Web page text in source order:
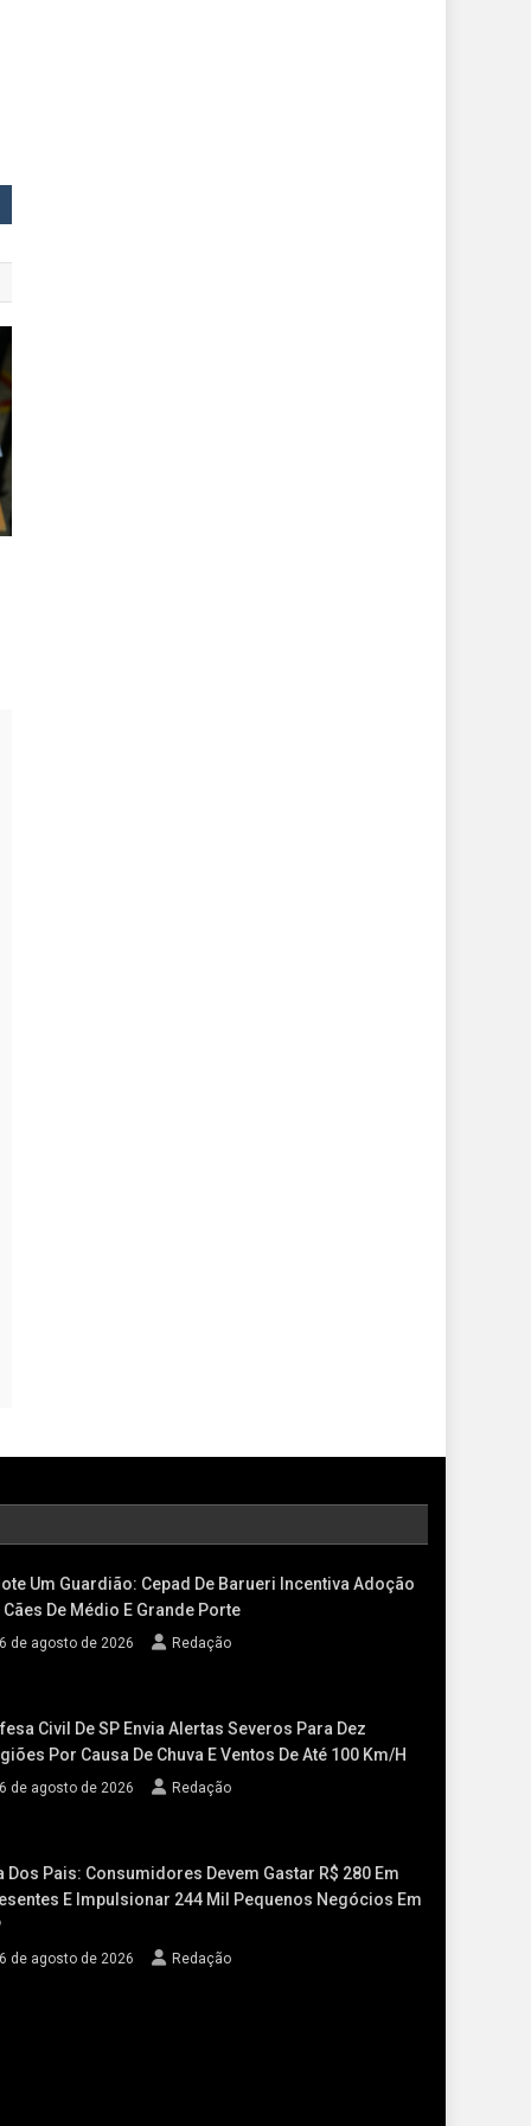
Um Guardião: Cepad De Barueri Incentiva Adoção
Cães De Médio E Grande Porte
6 de agosto de 2026 Redação
Civil De SP Envia Alertas Severos Para Dez
Por Causa De Chuva E Ventos De Até 100 Km/h
6 de agosto de 2026 Redação
Dos Pais: Consumidores Devem Gastar R$ 280 Em
E Impulsionar 244 Mil Pequenos Negócios Em
6 de agosto de 2026 Redação